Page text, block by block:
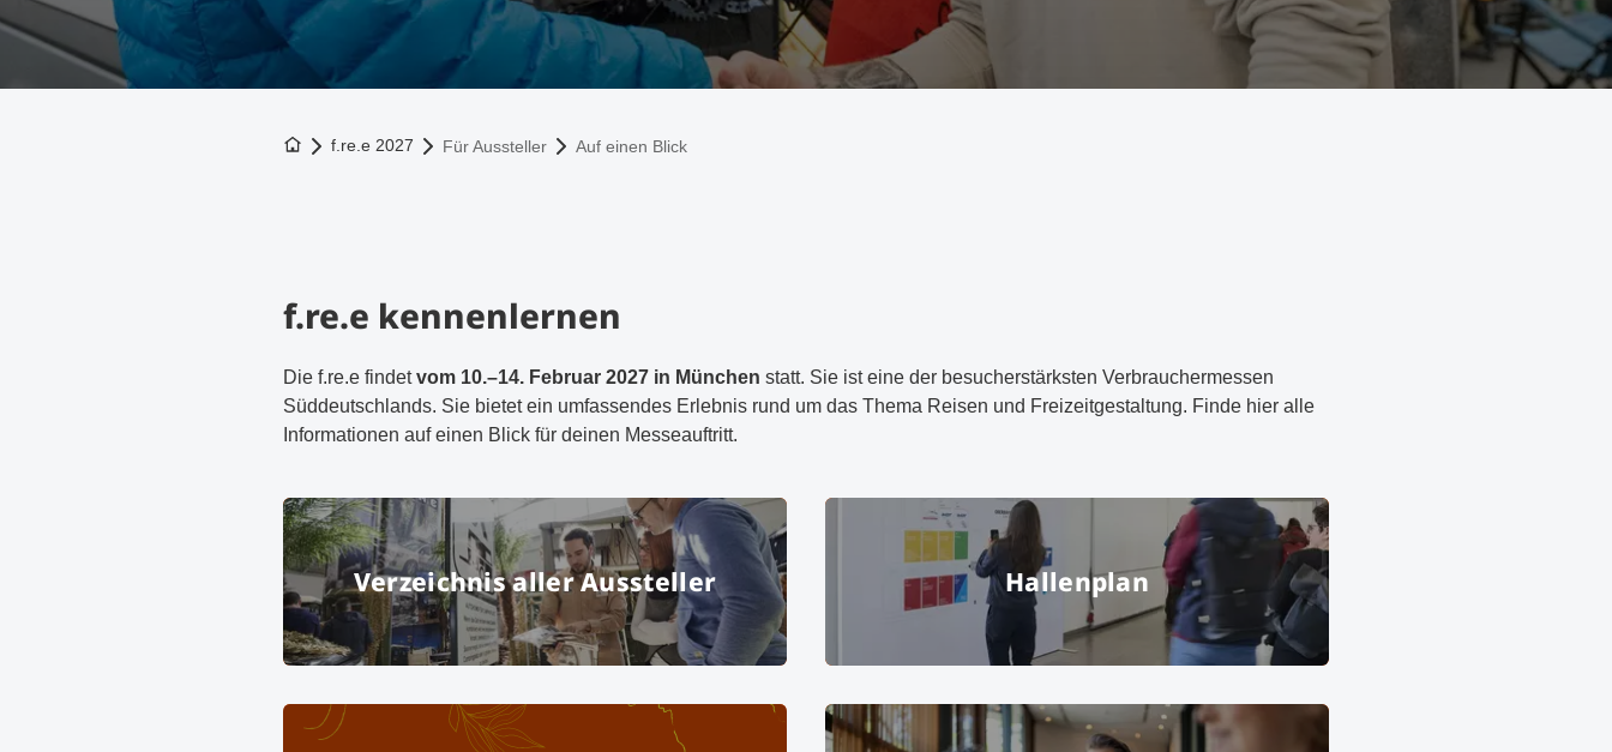
Zur Startseite
f.re.e 2027 Für Aussteller Auf einen Blick
f.re.e kennenlernen
Die f.re.e findetvom 10.–14. Februar 2027 in München statt. Sie ist eine der besucherstärksten Verbrauchermessen
Süddeutschlands. Sie bietet ein umfassendes Erlebnis rund um das Thema Reisen und Freizeitgestaltung. Finde hier alle
Informationen auf einen Blick für deinen Messeauftritt.
Verzeichnis aller Aussteller
Verzeichnis aller Aussteller
GmbH
Hallenplan
Zahlen & Fakten Kontaktanfrage zu Messeteilnahme